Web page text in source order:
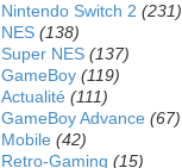
Nintendo Switch 2 (231)
NES (138)
Super NES (137)
GameBoy (119)
Actualité (111)
GameBoy Advance (67)
Mobile (42)
Retro-Gaming (15)